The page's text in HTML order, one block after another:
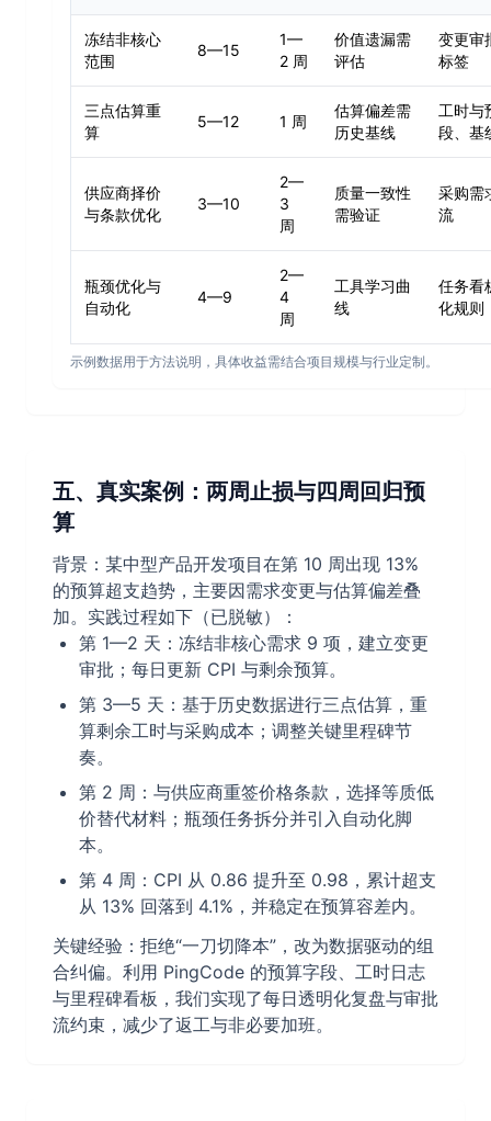
冻结非核心
范围
8—15
1—
2 周
价值遗漏需
评估
变更审
标签
三点估算重
算
5—12 1 周
估算偏差需
历史基线
工时与
段、基
供应商择价
与条款优化
3—10
2—
3
周
质量一致性
需验证
采购需
流
瓶颈优化与
自动化
4—9
2—
4
周
工具学习曲
线
任务看
化规则
示例数据用于方法说明，具体收益需结合项目规模与行业定制。
五、真实案例：两周止损与四周回归预
算
背景：某中型产品开发项目在第 10 周出现 13%
的预算超支趋势，主要因需求变更与估算偏差叠
加。实践过程如下（已脱敏）：
第 1—2 天：冻结非核心需求 9 项，建立变更
审批；每日更新 CPI 与剩余预算。
第 3—5 天：基于历史数据进行三点估算，重
算剩余工时与采购成本；调整关键里程碑节
奏。
第 2 周：与供应商重签价格条款，选择等质低
价替代材料；瓶颈任务拆分并引入自动化脚
本。
第 4 周：CPI 从 0.86 提升至 0.98，累计超支
从 13% 回落到 4.1%，并稳定在预算容差内。
关键经验：拒绝“一刀切降本”，改为数据驱动的组
合纠偏。利用 PingCode 的预算字段、工时日志
与里程碑看板，我们实现了每日透明化复盘与审批
流约束，减少了返工与非必要加班。